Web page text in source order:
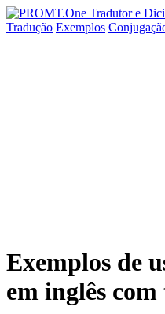
Tradução Exemplos
Exemplos de
em inglês